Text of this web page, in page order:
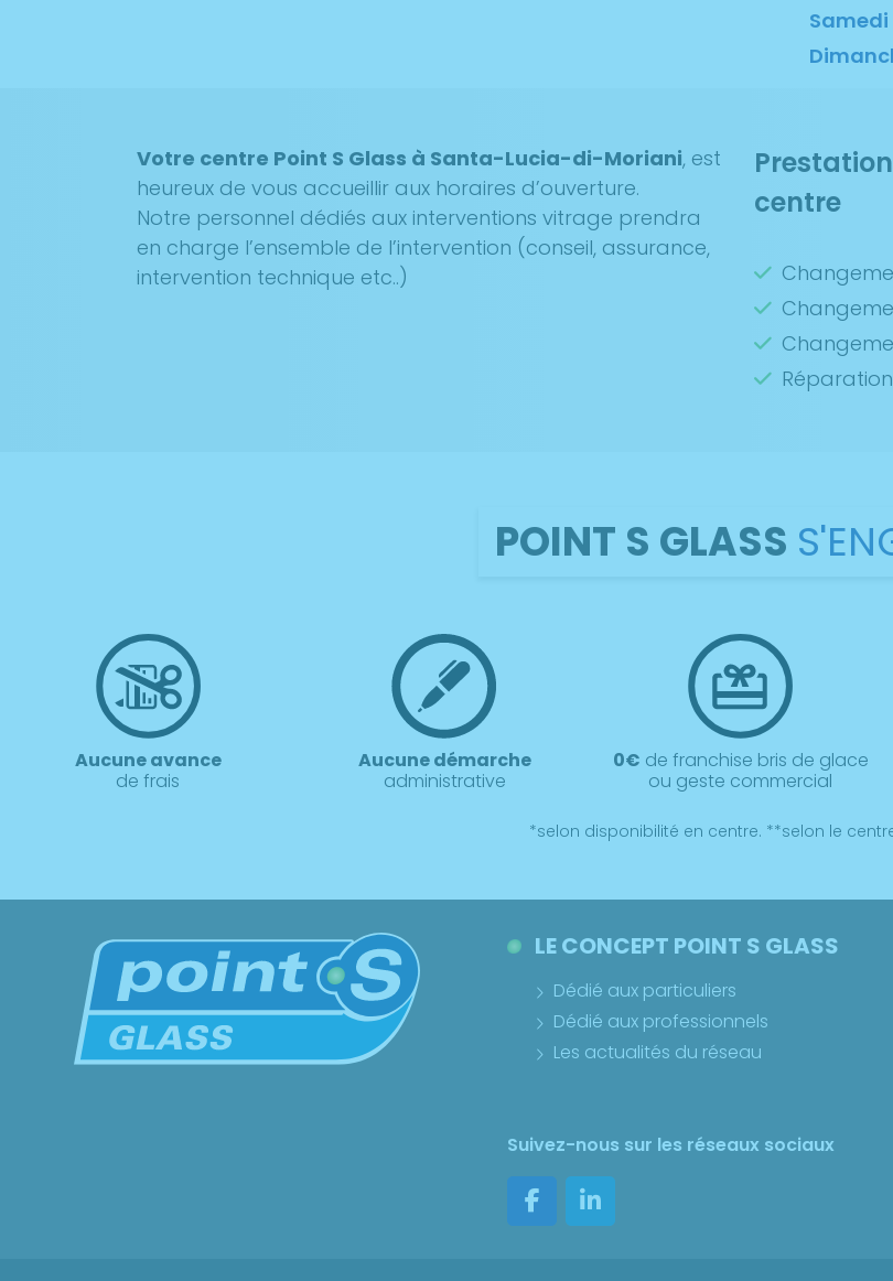
Samedi
Votre centre Point S Glass à Santa-Lucia-di-Moriani, est
heureux de vous accueillir aux horaires d’ouverture.
Notre personnel dédiés aux interventions vitrage prendra
en charge l’ensemble de l’intervention (conseil, assurance,
intervention technique etc..)
centre
POINT S GLASS
Aucune avance
de frais
Aucune démarche
administrative
0€ de franchise bris de glace
ou geste commercial
*selon disponibilité en centre. **selon le
LE CONCEPT POINT S GLASS
Dédié aux particuliers
Dédié aux professionnels
Les actualités du réseau
Suivez-nous sur les réseaux sociaux